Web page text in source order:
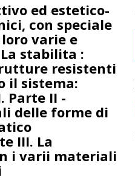
ed estetico-
con speciale
varie e
stabilita :
resistenti
il sistema:
Parte II -
delle forme di
III. La
i varii materiali